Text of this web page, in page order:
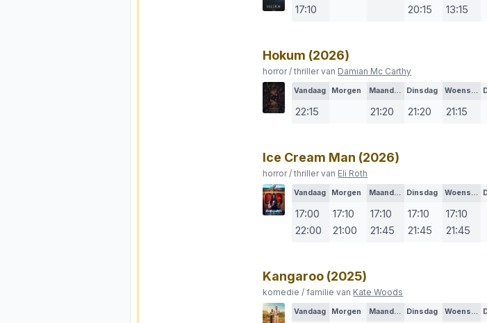
17:10 20:15 13:15
Hokum (2026)
horror / thriller van Damian Mc Carthy
Vandaag Morgen Maandag Dinsdag Woensdag
22:15 21:20 21:20 21:15
Ice Cream Man (2026)
horror / thriller van Eli Roth
Vandaag Morgen Maandag Dinsdag Woensdag
17:00
22:00
17:10
21:00
17:10
21:45
17:10
21:45
17:10
21:45
Kangaroo (2025)
komedie / familie van Kate Woods
Vandaag Morgen Maandag Dinsdag Woensdag